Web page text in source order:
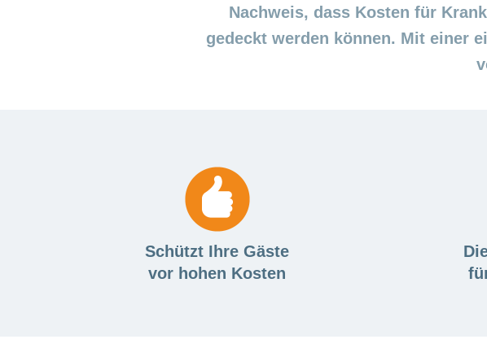
Nachweis, dass Kosten für
gedeckt werden können. Mit einer
Schützt Ihre Gäste
vor hohen Kosten